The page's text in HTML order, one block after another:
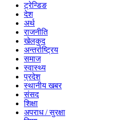
ट्रेन्डिङ
देश
अर्थ
राजनीति
खेलकुद
अन्तर्राष्ट्रिय
समाज
स्वास्थ्य
प्रदेश
स्थानीय खबर
संसद
शिक्षा
अपराध / सुरक्षा